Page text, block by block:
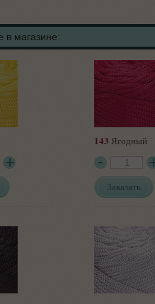
в магазине:
143 Ягодный
Заказать